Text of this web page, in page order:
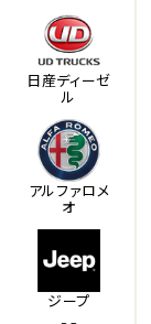
日産ディーゼ
ル
アルファロメ
オ
ジープ